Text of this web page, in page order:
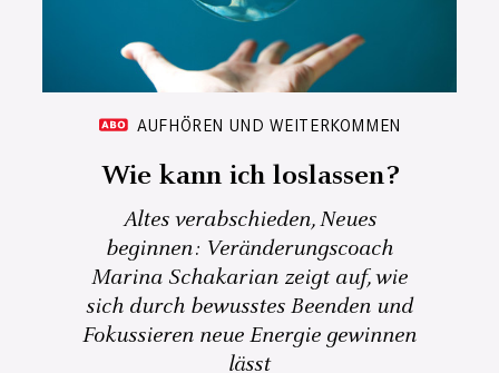
AUFHÖREN UND WEITERKOMMEN
Wie kann ich loslassen?
Altes verabschieden, Neues
beginnen: Veränderungscoach
Marina Schakarian zeigt auf, wie
sich durch bewusstes Beenden und
Fokussieren neue Energie gewinnen
lässt